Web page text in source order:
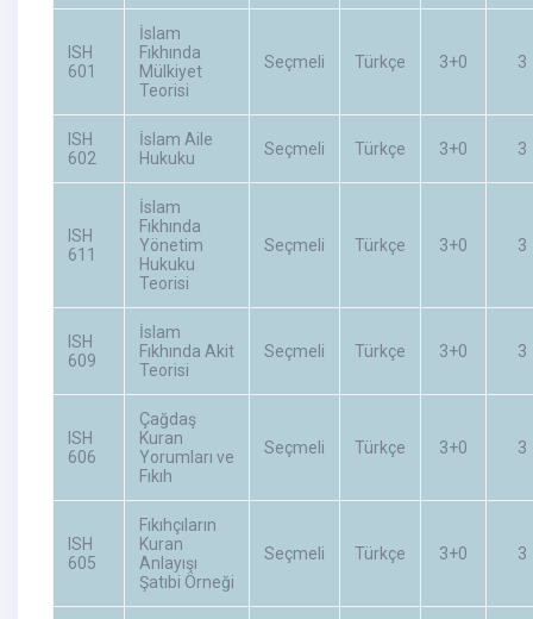
ISH
601
İslam
Fıkhında
Mülkiyet
Teorisi
Seçmeli Türkçe 3+0 3
ISH
602
İslam Aile
Hukuku
Seçmeli Türkçe 3+0 3
ISH
611
İslam
Fıkhında
Yönetim
Hukuku
Teorisi
Seçmeli Türkçe 3+0 3
ISH
609
İslam
Fıkhında Akit
Teorisi
Seçmeli Türkçe 3+0 3
ISH
606
Çağdaş
Kuran
Yorumları ve
Fıkıh
Seçmeli Türkçe 3+0 3
ISH
605
Fıkıhçıların
Kuran
Anlayışı
Şatıbi Örneği
Seçmeli Türkçe 3+0 3